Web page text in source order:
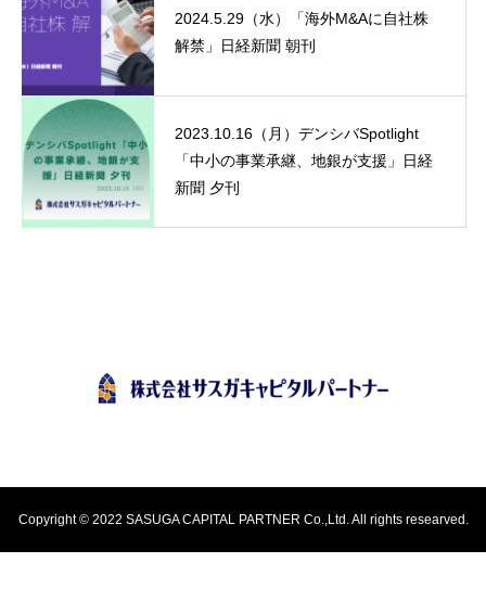
2024.5.29（水）「海外M&Aに自社株
解禁」日経新聞 朝刊
2023.10.16（月）デンシバSpotlight
「中小の事業承継、地銀が支援」日経
新聞 夕刊
Copyright © 2022 SASUGA CAPITAL PARTNER Co.,Ltd. All rights researved.